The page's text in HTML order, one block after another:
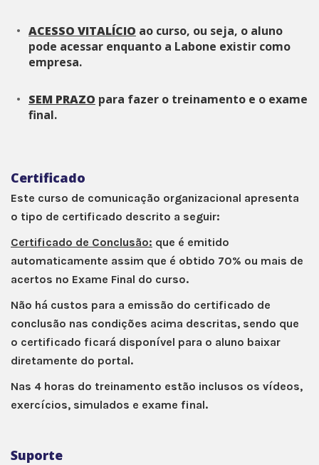
ACESSO VITALÍCIO ao curso, ou seja, o aluno
pode acessar enquanto a Labone existir como
empresa.
SEM PRAZO para fazer o treinamento e o exame
final.
Certificado
Este curso de comunicação organizacional apresenta
o tipo de certificado descrito a seguir:
Certificado de Conclusão: que é emitido
automaticamente assim que é obtido 70% ou mais de
acertos no Exame Final do curso.
Não há custos para a emissão do certificado de
conclusão nas condições acima descritas, sendo que
o certificado ficará disponível para o aluno baixar
diretamente do portal.
Nas 4 horas do treinamento estão inclusos os vídeos,
exercícios, simulados e exame final.
Suporte